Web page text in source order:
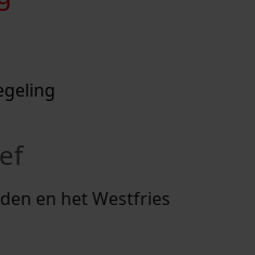
een aantal zoektips.
een aantal zoektips.
en het Westfries
uw zoekopdracht te